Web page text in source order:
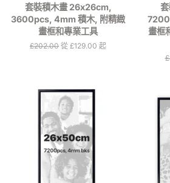
套裝積木畫 26x26cm,
3600pcs, 4mm 積木, 附精緻
畫框和專業工具
定
£202.00 從 £129.00 起
畫框